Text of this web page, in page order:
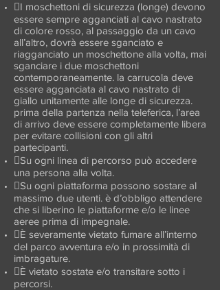
I moschettoni di sicurezza (longe) devono
essere sempre agganciati al cavo nastrato
di colore rosso, al passaggio da un cavo
all’altro, dovrà essere sganciato e
riagganciato un moschettone alla volta, mai
sganciare i due moschettoni
contemporaneamente. la carrucola deve
essere agganciata al cavo nastrato di
giallo unitamente alle longe di sicurezza.
prima della partenza nella teleferica, l’area
di arrivo deve essere completamente libera
per evitare collisioni con gli altri
partecipanti.
Su ogni linea di percorso può accedere
una persona alla volta.
Su ogni piattaforma possono sostare al
massimo due utenti. è d’obbligo attendere
che si liberino le piattaforme e/o le linee
aeree prima di impegnale.
È severamente vietato fumare all’interno
del parco avventura e/o in prossimità di
imbragature.
È vietato sostate e/o transitare sotto i
percorsi.